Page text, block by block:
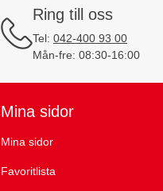
Ring till oss
Tel: 042-400 93 00
Mån-fre: 08:30-16:00
Mina sidor
Mina sidor
Favoritlista